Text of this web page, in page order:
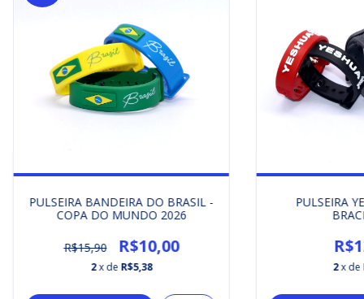
PULSEIRA BANDEIRA DO BRASIL -
COPA DO MUNDO 2026
R$15,90 R$10,00
2x de R$5,38
PULSEIRA
2x de